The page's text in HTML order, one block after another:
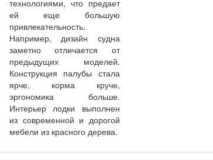
технологиями, что предает
ей еще большую
привлекательность.
Например, дизайн судна
заметно отличается от
предыдущих моделей.
Конструкция палубы стала
ярче, корма круче,
эргономика больше.
Интерьер лодки выполнен
из современной и дорогой
мебели из красного дерева.